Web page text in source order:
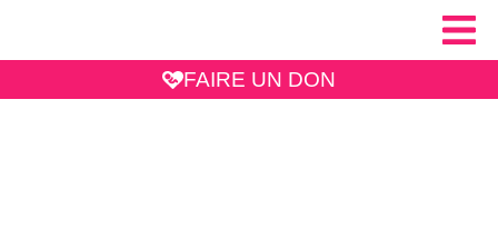
FAIRE UN DON